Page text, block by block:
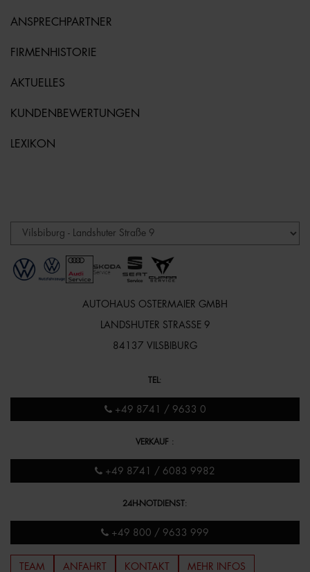
ANSPRECHPARTNER
FIRMENHISTORIE
AKTUELLES
KUNDENBEWERTUNGEN
LEXIKON
AUTOHAUS OSTERMAIER GMBH
LANDSHUTER STRASSE 9
84137 VILSBIBURG
TEL :
+49 8741 / 9633 0
VERKAUF :
+49 8741 / 6083 9982
24H-NOTDIENST:
+49 800 / 9633 999
TEAM ANFAHRT KONTAKT MEHR INFOS